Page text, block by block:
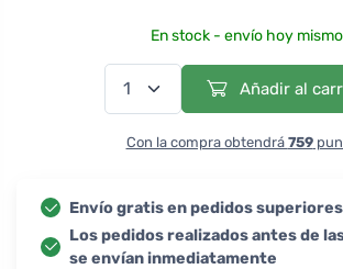
En stock - envío hoy mismo
Añadir al
Con la compra obtendrá 759
Envío gratis en pedidos superiores
Los pedidos realizados antes de
se envían inmediatamente